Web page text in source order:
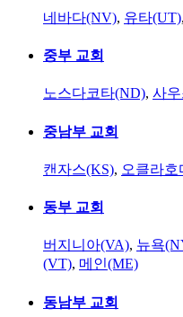
네바다(NV), 유타(UT),
중부 교회
노스다코타(ND), 사
중남부 교회
캔자스(KS), 오클라호
동부 교회
버지니아(VA), 뉴욕
(VT), 메인(ME)
동남부 교회